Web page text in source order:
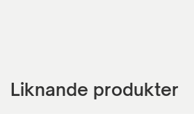
Liknande produkter